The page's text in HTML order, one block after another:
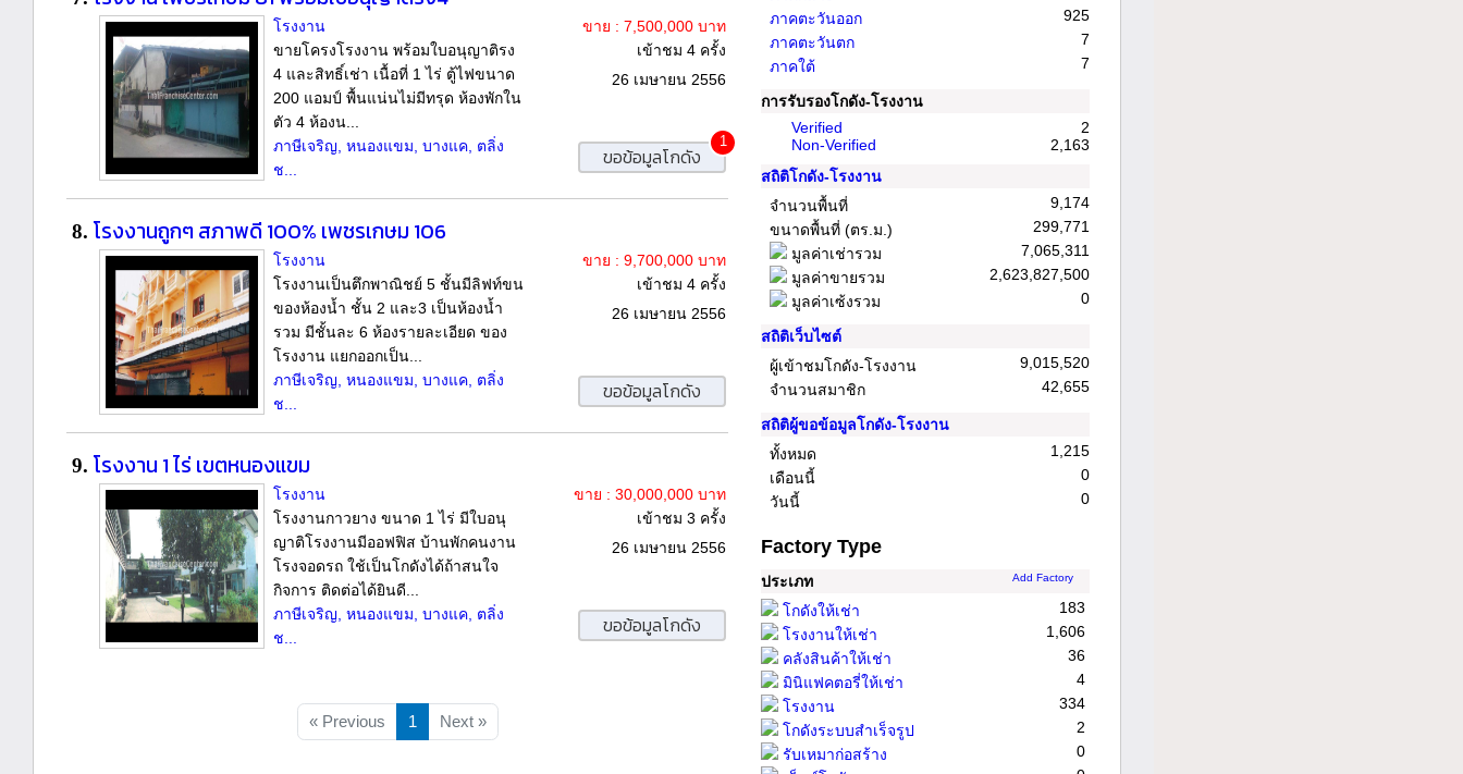
โรงงาน
ขาย : 7,500,000 บาท
ขายโครงโรงงาน พร้อมใบอนุญาติรง
4 และสิทธิ์เช่า เนื้อที่ 1 ไร่ ตู้ไฟขนาด
200 แอมป์ พื้นแน่นไม่มีทรุด ห้องพักใน
ตัว 4 ห้องน...
เข้าชม 4 ครั้ง
26 เมษายน 2556
ภาษีเจริญ, หนองแขม, บางแค, ตลิ่ง
ช...
1
ขอข้อมูลโกดัง
8. โรงงานถูกๆ สภาพดี 100% เพชรเกษม 106
โรงงาน
ขาย : 9,700,000 บาท
โรงงานเป็นตึกพาณิชย์ 5 ชั้นมีลิฟท์ขน
ของห้องน้ำ ชั้น 2 และ3 เป็นห้องน้ำ
รวม มีชั้นละ 6 ห้องรายละเอียด ของ
โรงงาน แยกออกเป็น...
เข้าชม 4 ครั้ง
26 เมษายน 2556
ภาษีเจริญ, หนองแขม, บางแค, ตลิ่ง
ช...
ขอข้อมูลโกดัง
9. โรงงาน 1 ไร่ เขตหนองแขม
โรงงาน
ขาย : 30,000,000 บาท
โรงงานกาวยาง ขนาด 1 ไร่ มีใบอนุ
ญาติโรงงานมีออฟฟิส บ้านพักคนงาน
โรงจอดรถ ใช้เป็นโกดังได้ถ้าสนใจ
กิจการ ติดต่อได้ยินดี...
เข้าชม 3 ครั้ง
26 เมษายน 2556
ภาษีเจริญ, หนองแขม, บางแค, ตลิ่ง
ช...
ขอข้อมูลโกดัง
« Previous 1 Next »
ภาคตะวันออก
925
ภาคตะวันตก
7
ภาคใต้
7
การรับรองโกดัง-โรงงาน
Verified
2
Non-Verified
2,163
สถิติโกดัง-โรงงาน
จำนวนพื้นที่
9,174
ขนาดพื้นที่ (ตร.ม.)
299,771
มูลค่าเช่ารวม
7,065,311
มูลค่าขายรวม
2,623,827,500
มูลค่าเซ้งรวม
0
สถิติเว็บไซต์
ผู้เข้าชมโกดัง-โรงงาน
9,015,520
จำนวนสมาชิก
42,655
สถิติผู้ขอข้อมูลโกดัง-โรงงาน
ทั้งหมด
1,215
เดือนนี้
0
วันนี้
0
Factory Type
ประเภท Add Factory
โกดังให้เช่า
183
โรงงานให้เช่า
1,606
คลังสินค้าให้เช่า
36
มินิแฟคตอรี่ให้เช่า
4
โรงงาน
334
โกดังระบบสำเร็จรูป
2
รับเหมาก่อสร้าง
0